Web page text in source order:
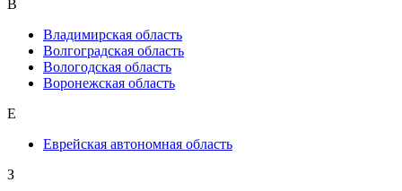
В
Владимирская область
Волгоградская область
Вологодская область
Воронежская область
Е
Еврейская автономная область
З